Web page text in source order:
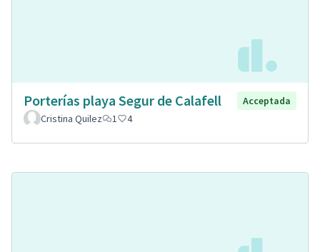
Porterías playa Segur de Calafell
Acceptada
Cristina Quilez
1 4